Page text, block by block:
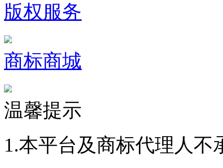
版权服务
商标商城
温馨提示
1.本平台及商标代理人不